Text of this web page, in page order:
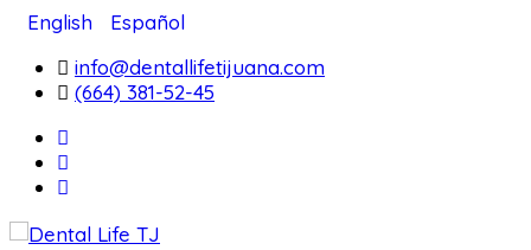
English
Español
info@dentallifetijuana.com
(664) 381-52-45